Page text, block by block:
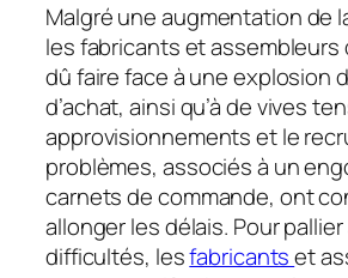
Malgré une augmentation de
les fabricants et
dû faire face à une explosion
d’achat, ainsi qu’à de vives
approvisionnements et le
problèmes, associés à un
carnets de commande, ont
allonger les délais. Pour pallier
difficultés, lesfabricantset